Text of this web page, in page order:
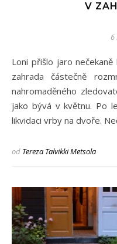
V
6
Loni přišlo jaro nečekaně brzy, a už začátkem března byla
zahrada částečně
nahromaděného
jako bývá v květnu. Po
likvidaci vrby na dvoře.
od Tereza Talvikki Metsola